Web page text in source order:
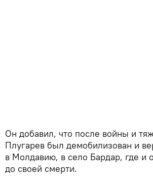
Он добавил, что после войны и
Плугарев был демобилизован и
в Молдавию, в село Бардар, где и
до своей смерти.